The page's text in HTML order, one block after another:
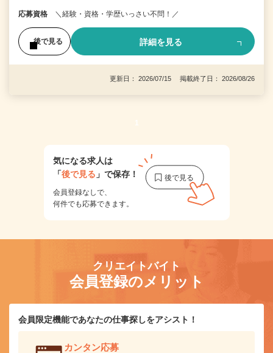
応募資格 ＼経験・資格・学歴いっさい不問！／
後で見る 詳細を見る
更新日： 2026/07/15 掲載終了日： 2026/08/26
1
気になる求人は
「後で見る 」で保存！
会員登録なしで、
何件でも応募できます。
クリエイトバイト
会員登録のメリット
会員限定機能であなたの仕事探しをアシスト！
カンタン応募